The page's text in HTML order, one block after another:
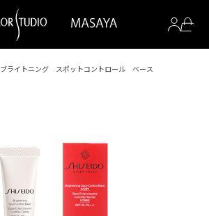
ブライトニング スポットコントロール ベース